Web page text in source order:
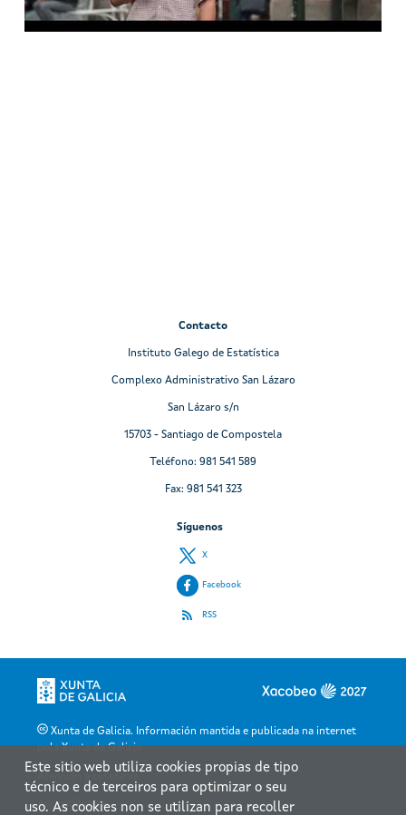
Contacto
Instituto Galego de Estatística
Complexo Administrativo San Lázaro
San Lázaro s/n
15703 - Santiago de Compostela
Teléfono: 981 541 589
Fax: 981 541 323
Síguenos
X
Facebook
RSS
Xunta de Galicia. Información mantida e publicada na internet
pola Xunta de Galicia
Accesibilidade
Este sitio web utiliza cookies propias de tipo
técnico e de terceiros para optimizar o seu
uso. As cookies non se utilizan para recoller